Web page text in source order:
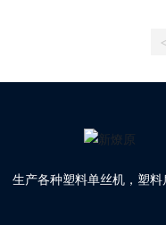
<
生产各种塑料单丝机，塑